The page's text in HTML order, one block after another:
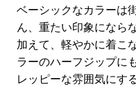
ベーシックなカラーは
ん、重たい印象になら
加えて、軽やかに着こ
ラーのハーフジップに
レッピーな雰囲気にす